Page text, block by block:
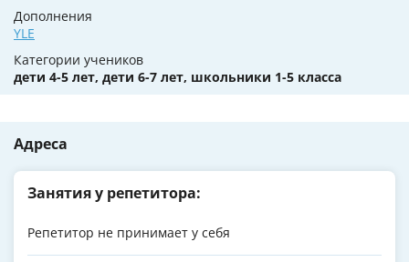
Дополнения
YLE
Категории учеников
дети 4-5 лет, дети 6-7 лет, школьники 1-5 класса
Адреса
Занятия у репетитора:
Репетитор не принимает у себя